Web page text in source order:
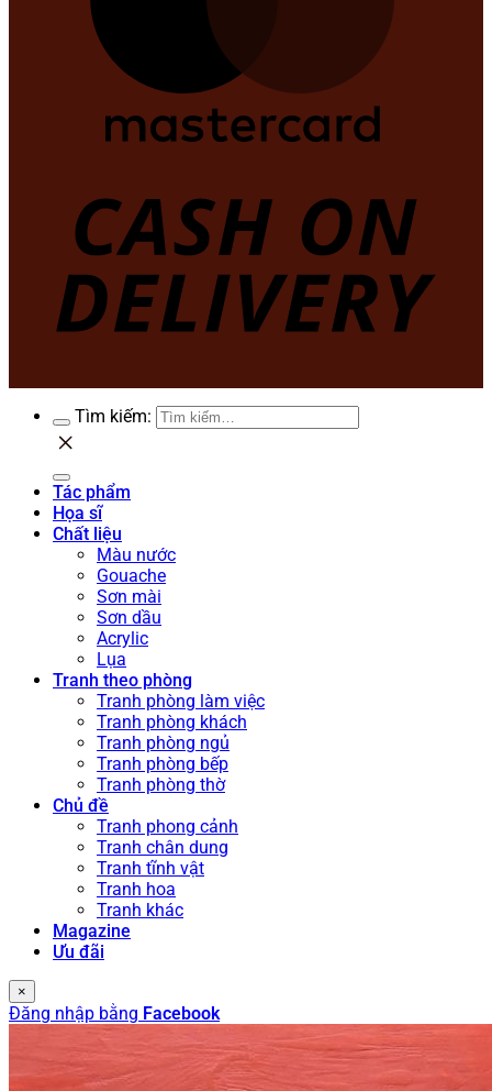
Tìm kiếm:
Tác phẩm
Họa sĩ
Chất liệu
Màu nước
Gouache
Sơn mài
Sơn dầu
Acrylic
Lụa
Tranh theo phòng
Tranh phòng làm việc
Tranh phòng khách
Tranh phòng ngủ
Tranh phòng bếp
Tranh phòng thờ
Chủ đề
Tranh phong cảnh
Tranh chân dung
Tranh tĩnh vật
Tranh hoa
Tranh khác
Magazine
Ưu đãi
×
Đăng nhập bằng Facebook